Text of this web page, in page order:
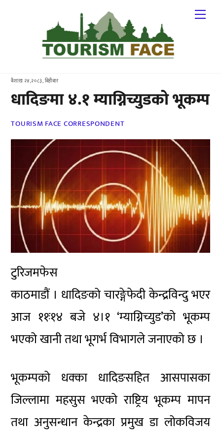
बैशाख २४,२०८३, बिहीबार
धादिङमा ४.१ म्याग्निच्युडको भूकम्प
TOURISM FACE CORRESPONDENT
टुरिजमफेस
काठमाडौं । धादिङको चारङ्गेफेदी केन्द्रविन्दु भएर
आज ११ः१४ बजे ४।१ ‘म्याग्निच्युड’को भूकम्प
भएको खानी तथा भूगर्भ विभागले जनाएको छ ।
भूकम्पको धक्का धादिङसहित आसपासका
जिल्लामा महसुस भएको राष्ट्रिय भूकम्प मापन
तथा अनुसन्धान केन्द्रका प्रमुख डा लोकविजय